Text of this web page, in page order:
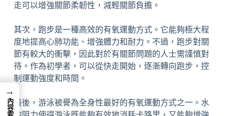
走可以增強關節柔韌性，減輕關節負擔。
其次，跑步是一種高效的有氧運動方式。它能夠極大程
度地提高心肺功能、增強體力和耐力。不過，跑步對關
節有較大的衝擊，因此對於有關節問題的人士需謹慎對
待。作為初學者，可以從快走開始，逐漸轉向跑步，控
制運動強度和時間。
最後，游泳被譽為全身性最好的有氧運動方式之一。水
→